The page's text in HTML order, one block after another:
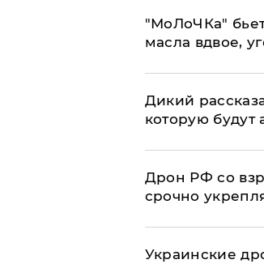
​"МоЛоЧКа"
масла вдвое,
Дикий
которую будут
​Дрон РФ со
срочно
Украинские